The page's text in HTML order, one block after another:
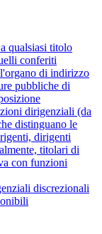
qualsiasi titolo
conferiti
di indirizzo
pubbliche di
dirigenziali (da
distinguano le
dirigenti
titolari di
con funzioni
discrezionali